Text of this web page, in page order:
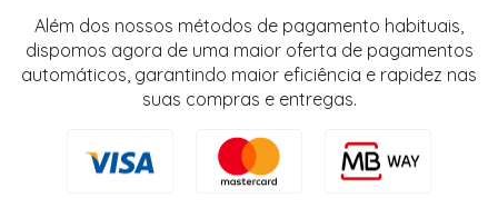
Além dos nossos métodos de pagamento habituais,
dispomos agora de uma maior oferta de pagamentos
automáticos, garantindo maior eficiência e rapidez nas
suas compras e entregas.